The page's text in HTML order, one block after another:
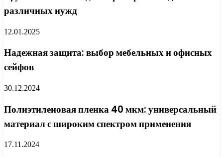
различных нужд
12.01.2025
Надежная защита: выбор мебельных и офисных
сейфов
30.12.2024
Полиэтиленовая пленка 40 мкм: универсальный
материал с широким спектром применения
17.11.2024